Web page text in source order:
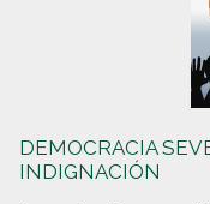
DEMOCRACIA
INDIGNACIÓN